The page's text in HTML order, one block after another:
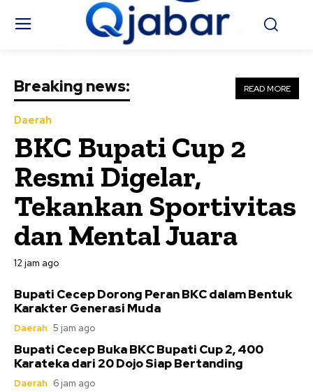
READ MORE
Breaking news:
Daerah
BKC Bupati Cup 2
Resmi Digelar,
Tekankan Sportivitas
dan Mental Juara
12 jam ago
Bupati Cecep Dorong Peran BKC dalam Bentuk
Karakter Generasi Muda
Daerah 5 jam ago
Bupati Cecep Buka BKC Bupati Cup 2, 400
Karateka dari 20 Dojo Siap Bertanding
Daerah 6 jam ago